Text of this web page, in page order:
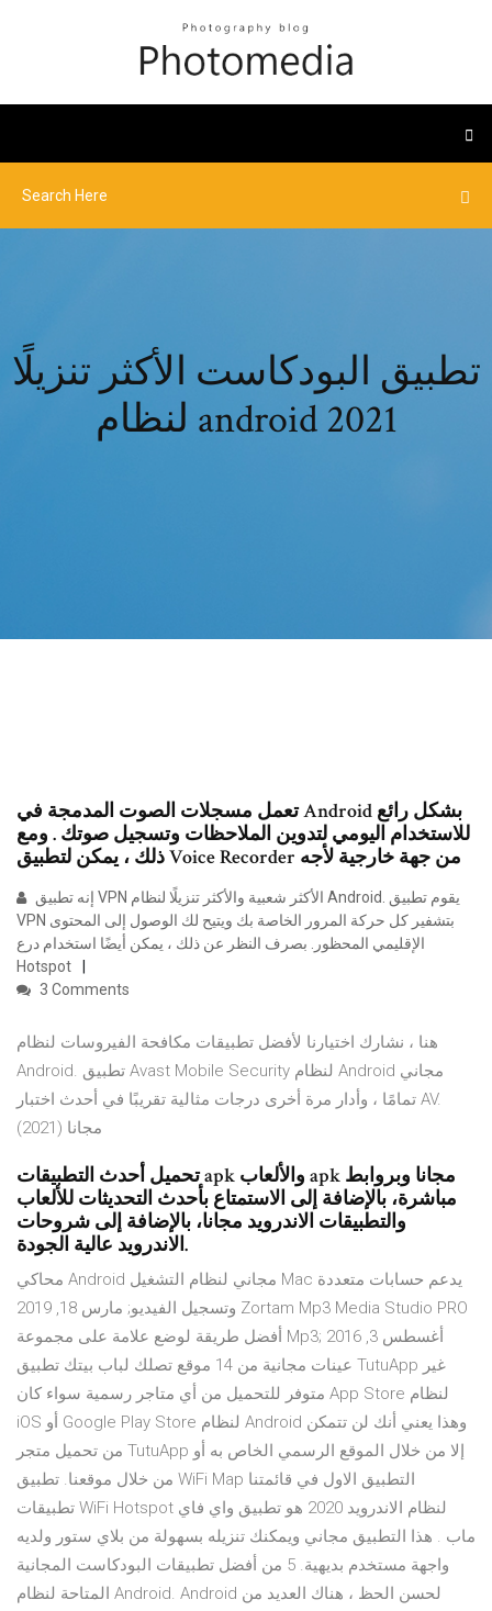
تطبيق البودكاست الأكثر تنزيلًا
لنظام android 2021
تعمل مسجلات الصوت المدمجة في Android بشكل رائع
للاستخدام اليومي لتدوين الملاحظات وتسجيل صوتك . ومع
ذلك ، يمكن لتطبيق Voice Recorder من جهة خارجية لأجه
VPN بتشفير كل حركة المرور الخاصة بك ويتيح لك الوصول إلى المحتوى
الإقليمي المحظور. بصرف النظر عن ذلك ، يمكن أيضًا استخدام درع
Hotspot
3 Comments
هنا ، نشارك اختيارنا لأفضل تطبيقات مكافحة الفيروسات لنظام
Android. تطبيق Avast Mobile Security لنظام Android مجاني
تمامًا ، وأدار مرة أخرى درجات مثالية تقريبًا في أحدث اختبار AV.
(2021) مجانا
تحميل أحدث التطبيقات apk والألعاب apk مجانا وبروابط
مباشرة، بالإضافة إلى الاستمتاع بأحدث التحديثات للألعاب
والتطبيقات الاندرويد مجانا، بالإضافة إلى شروحات
الاندرويد عالية الجودة.
محاكي Android مجاني لنظام التشغيل Mac يدعم حسابات متعددة
وتسجيل الفيديو; مارس 18, 2019 Zortam Mp3 Media Studio PRO
أفضل طريقة لوضع علامة على مجموعة Mp3; أغسطس 3, 2016
عينات مجانية من 14 موقع تصلك لباب بيتك تطبيق TutuApp غير
متوفر للتحميل من أي متاجر رسمية سواء كان App Store لنظام
iOS أو Google Play Store لنظام Android وهذا يعني أنك لن تتمكن
من تحميل متجر TutuApp إلا من خلال الموقع الرسمي الخاص به أو
من خلال موقعنا. تطبيق WiFi Map التطبيق الاول في قائمتنا
تطبيقات WiFi Hotspot لنظام الاندرويد 2020 هو تطبيق واي فاي
ماب . هذا التطبيق مجاني ويمكنك تنزيله بسهولة من بلاي ستور ولديه
واجهة مستخدم بديهية. 5 من أفضل تطبيقات البودكاست المجانية
المتاحة لنظام Android. Android لحسن الحظ ، هناك العديد من